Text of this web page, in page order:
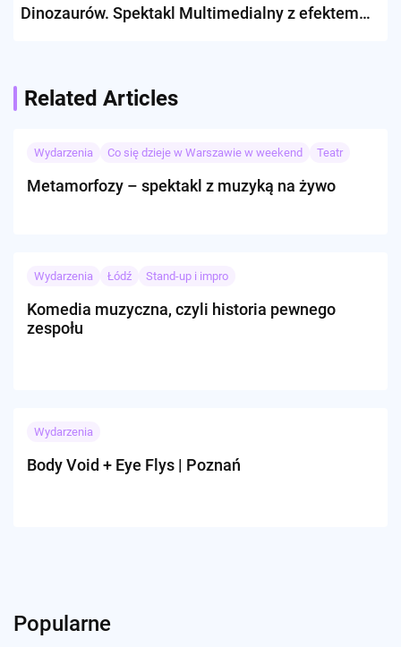
Dinozaurów. Spektakl Multimedialny z efektem
Related Articles
Wydarzenia Co się dzieje w Warszawie w weekend Teatr
Metamorfozy – spektakl z muzyką na żywo
Wydarzenia Łódź Stand-up i impro
Komedia muzyczna, czyli historia pewnego
zespołu
Wydarzenia
Body Void + Eye Flys | Poznań
Popularne